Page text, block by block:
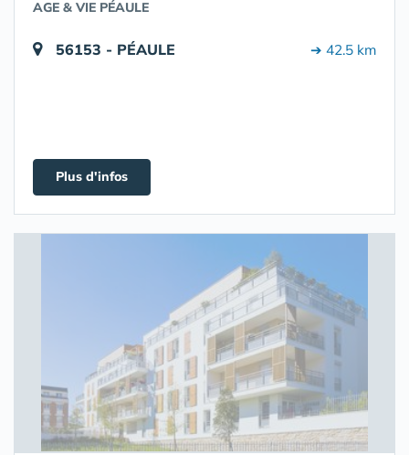
AGE & VIE PÉAULE
56153 - PÉAULE ➔ 42.5 km
Plus d'infos